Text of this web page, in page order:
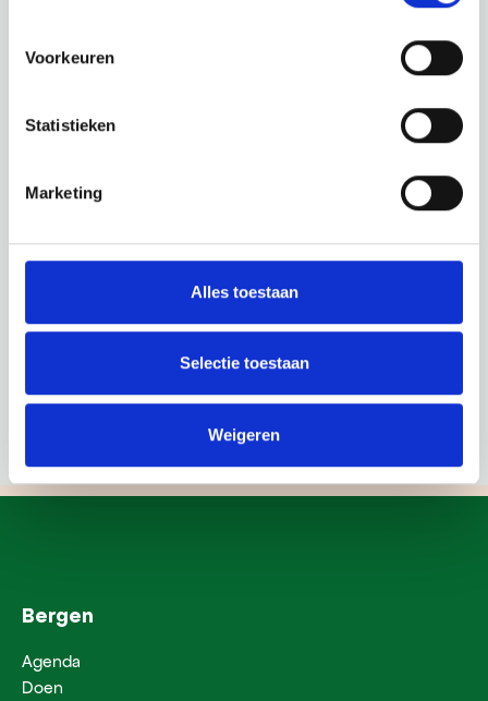
Voorkeuren
Statistieken
Marketing
Alles toestaan
Selectie toestaan
Weigeren
Bergen
Agenda
Doen